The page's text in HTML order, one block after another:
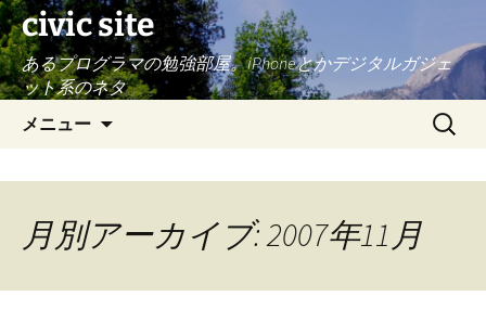
civic site
あるプログラマの勉強部屋。iPhoneとかデジタルガジェ
ット系のネタ
メニュー
へ
キ
検
索:
月別アーカイブ: 2007年11月